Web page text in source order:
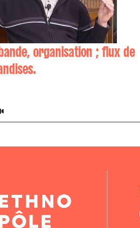
organisation ; flux de